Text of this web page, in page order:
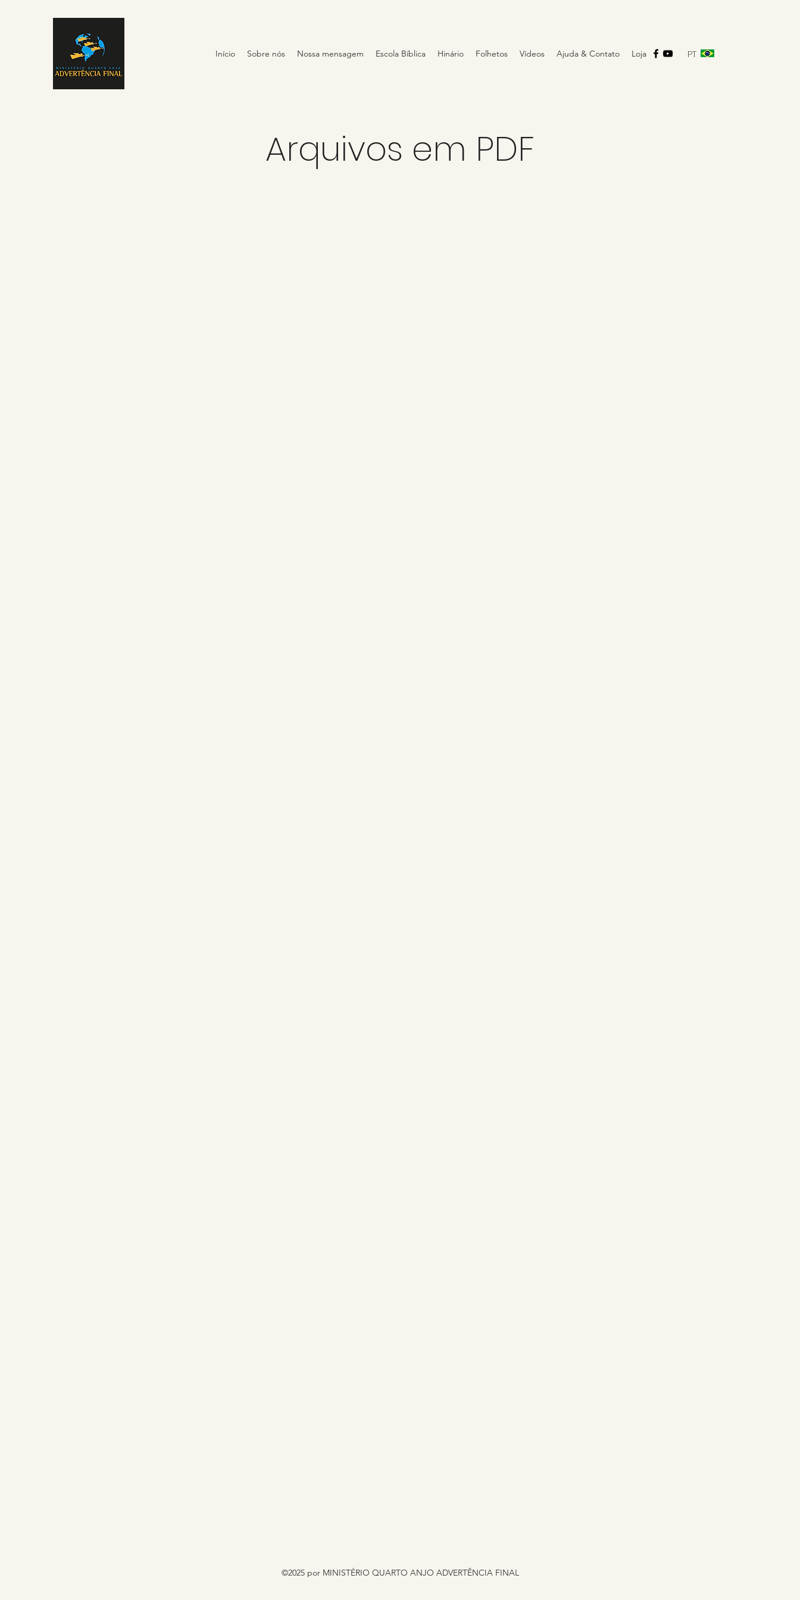
Início Sobre nós Nossa mensagem Escola Bíblica Hinário Folhetos Vídeos Ajuda & Contato Loja PT
Arquivos em PDF
©2025 por MINISTÉRIO QUARTO ANJO ADVERTÊNCIA FINAL